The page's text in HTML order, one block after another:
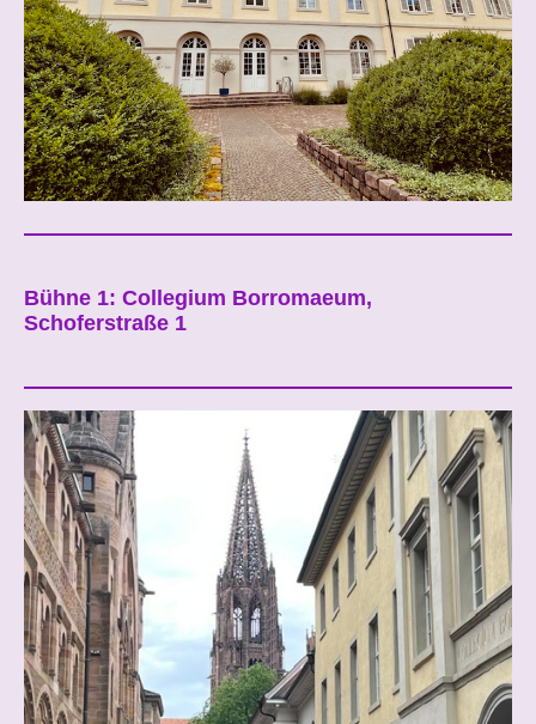
Bühne 1: Collegium Borromaeum,
Schoferstraße 1